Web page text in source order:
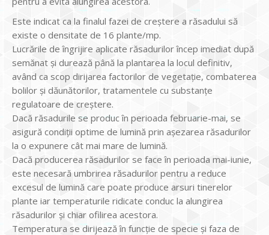
Este indicat ca la finalul fazei de creștere a răsadului să
existe o densitate de 16 plante/mp.
Lucrările de îngrijire aplicate răsadurilor încep imediat după
semănat și durează până la plantarea la locul definitiv,
având ca scop dirijarea factorilor de vegetație, combaterea
bolilor și dăunătorilor, tratamentele cu substanțe
regulatoare de creștere.
Dacă răsadurile se produc în perioada februarie-mai, se
asigură condiții optime de lumină prin așezarea răsadurilor
la o expunere cât mai mare de lumină.
Dacă producerea răsadurilor se face în perioada mai-iunie,
este necesară umbrirea răsadurilor pentru a reduce
excesul de lumină care poate produce arsuri tinerelor
plante iar temperaturile ridicate conduc la alungirea
răsadurilor și chiar ofilirea acestora.
Temperatura se dirijează în funcție de specie și faza de